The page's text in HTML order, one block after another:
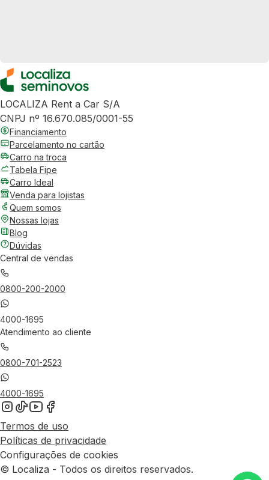
LOCALIZA Rent a Car S/A
CNPJ nº 16.670.085/0001-55
Financiamento
Parcelamento no cartão
Carro na troca
Tabela Fipe
Carro Ideal
Venda para lojistas
Quem somos
Nossas lojas
Blog
Dúvidas
Central de vendas
0800-200-2000
4000-1695
Atendimento ao cliente
0800-701-2523
4000-1695
Termos de uso
Políticas de privacidade
Configurações de cookies
© Localiza - Todos os direitos reservados.